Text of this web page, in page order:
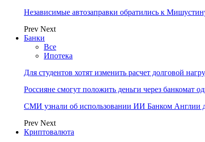
Независимые автозаправки обратились к
Prev Next
Банки
Все
Ипотека
Для студентов хотят изменить расчет долговой
Россияне смогут положить деньги через банкомат
СМИ узнали об использовании ИИ Банком Англии
Prev Next
Криптовалюта